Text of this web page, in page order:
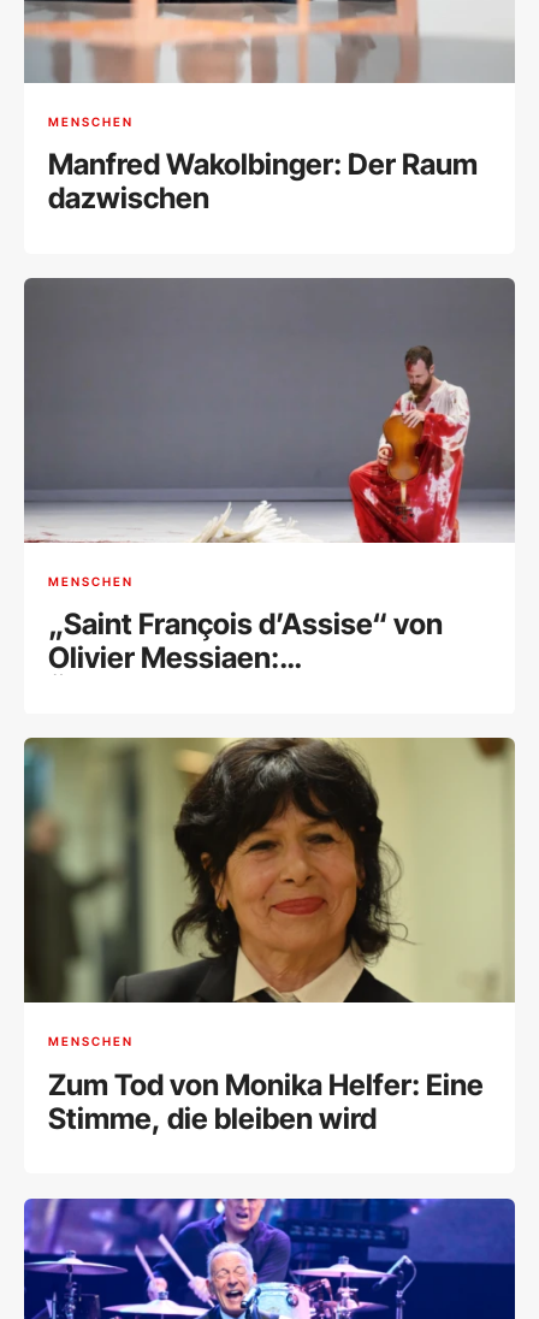
MENSCHEN
Manfred Wakolbinger: Der Raum
dazwischen
MENSCHEN
„Saint François d’Assise“ von
Olivier Messiaen:
Meisterwerks
MENSCHEN
Zum Tod von Monika Helfer: Eine
Stimme, die bleiben wird